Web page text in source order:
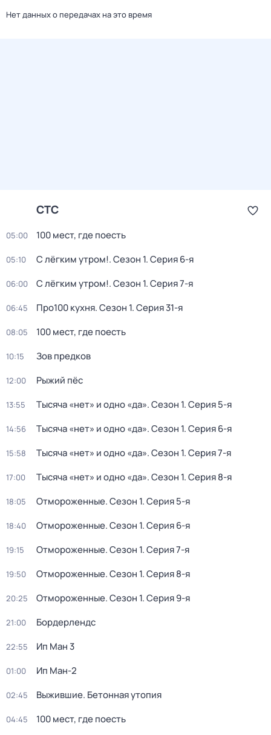
Нет данных о передачах на это время
СТС
05:00 100 мест, где поесть
05:10 С лёгким утром!. Сезон 1. Серия 6-я
06:00 С лёгким утром!. Сезон 1. Серия 7-я
06:45 Про100 кухня. Сезон 1. Серия 31-я
08:05 100 мест, где поесть
10:15 Зов предков
12:00 Рыжий пёс
13:55 Тысяча «нет» и одно «да». Сезон 1. Серия 5-я
14:56 Тысяча «нет» и одно «да». Сезон 1. Серия 6-я
15:58 Тысяча «нет» и одно «да». Сезон 1. Серия 7-я
17:00 Тысяча «нет» и одно «да». Сезон 1. Серия 8-я
18:05 Отмороженные. Сезон 1. Серия 5-я
18:40 Отмороженные. Сезон 1. Серия 6-я
19:15 Отмороженные. Сезон 1. Серия 7-я
19:50 Отмороженные. Сезон 1. Серия 8-я
20:25 Отмороженные. Сезон 1. Серия 9-я
21:00 Бордерлендс
22:55 Ип Ман 3
01:00 Ип Ман-2
02:45 Выжившие. Бетонная утопия
04:45 100 мест, где поесть